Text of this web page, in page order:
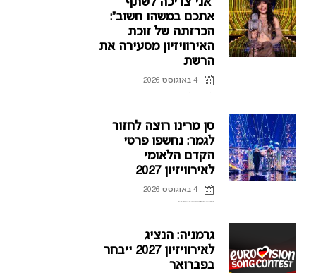
אתכם במשהו חשוב”:
הכרזתה של זוכת
האירוויזיון מסעירה את
הרשת
4 באוגוסט 2026
סן מרינו רוצה לחזור
לגמר: נחשפו פרטי
הקדם הלאומי
לאירוויזיון 2027
4 באוגוסט 2026
גרמניה: הנציג
לאירוויזיון 2027 ייבחר
בפברואר